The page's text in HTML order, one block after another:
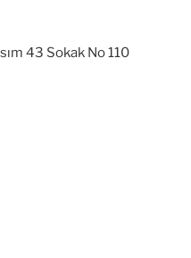
43 Sokak No 110